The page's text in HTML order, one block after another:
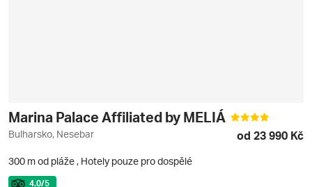
Marina Palace Affiliated by MELIÁ
Bulharsko, Nesebar od 23 990 Kč
300 m od pláže , Hotely pouze pro dospělé
4.0/5